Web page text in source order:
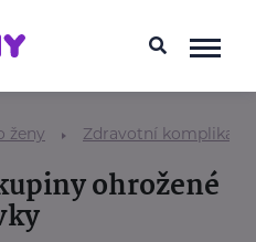
ženy Zdravotní komplikace
ohrožené